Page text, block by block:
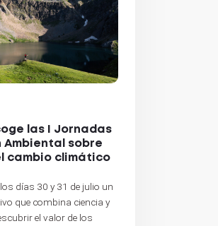
las I Jornadas
Ambiental sobre
cambio climático
días 30 y 31 de julio un
que combina ciencia y
el valor de los